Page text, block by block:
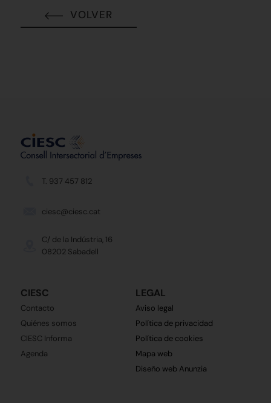
VOLVER
T. 937 457 812
ciesc@ciesc.cat
C/ de la Indústria, 16
08202 Sabadell
CIESC
Contacto
Quiénes somos
CIESC Informa
Agenda
LEGAL
Aviso legal
Política de privacidad
Política de cookies
Mapa web
Diseño web Anunzia